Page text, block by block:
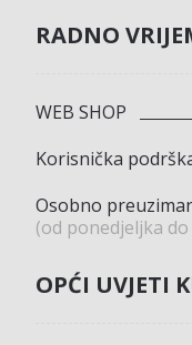
RADNO
WEB SHOP
Korisnička
Osobno
(od ponedjeljka
OPĆI UVJETI